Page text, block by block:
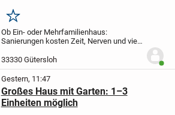
Merken
Ob Ein- oder Mehrfamilienhaus:
Sanierungen kosten Zeit, Nerven und viel
Umbau sparen?Wir kaufen Ihre
renovierungsbedürftige Immobilie direkt
ab – unkompliziert...
33330 Gütersloh
Gestern, 11:47
Großes Haus mit Garten: 1–3
Einheiten möglich